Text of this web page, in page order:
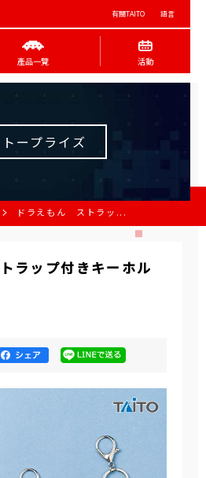
有關TAITO 語言
產品一覽 活動
ープライズ
ドラえもん ストラッ...
ラップ付きキーホル